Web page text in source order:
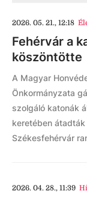
2026. 05. 21., 12:18
Fehérvár a
köszöntötte
A Magyar
Önkormányzata
szolgáló katonák
keretében
Székesfehérvár
2026. 04. 28., 11:39